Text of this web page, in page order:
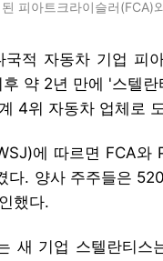
피아트크라이슬러(FCA)
국적 자동차 기업 피
약 2년 만에 '스텔
4위 자동차 업체로
에 따르면 FCA
다. 양사 주주들은
했다.
새 기업 스텔란티